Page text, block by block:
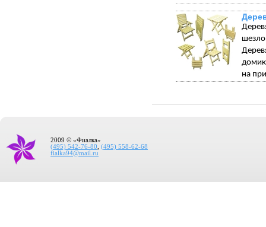
на
2009 © «Фиалка»
(495) 542-76-80
(495) 558-62-68
fialka94@mail.ru